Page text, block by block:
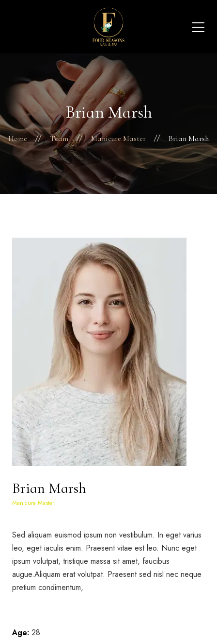
Brian Marsh
Home Team Manicure Master Brian Marsh
Brian Marsh
Manicure Master
Sed aliquam euismod ipsum non vestibulum. In eget varius
leo, eget iaculis enim. Praesent vitae est leo. Nunc eget
ipsum volutpat, tristique massa sit amet, faucibus
augue.Aliquam erat volutpat. Praesent sed nisl nec neque
pretium condimentum,
Age: 28